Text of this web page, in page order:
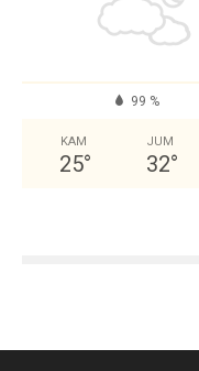
99 %
KAM
25°
JUM
32°